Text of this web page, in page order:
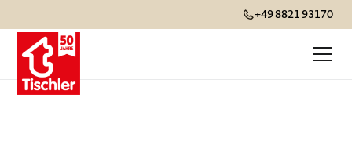
+49 8821 93170